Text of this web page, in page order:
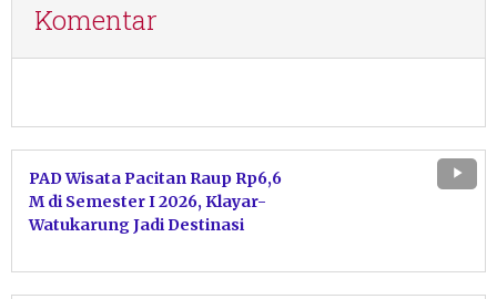
Komentar
PAD Wisata Pacitan Raup Rp6,6
M di Semester I 2026, Klayar-
Watukarung Jadi Destinasi